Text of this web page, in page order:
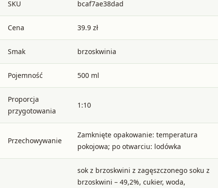
SKU bcaf7ae38dad
Cena 39.9 zł
Smak brzoskwinia
Pojemność 500 ml
Proporcja
przygotowania
1:10
Przechowywanie
Zamknięte opakowanie: temperatura
pokojowa; po otwarciu: lodówka
sok z brzoskwini z zagęszczonego soku z
brzoskwini – 49,2%, cukier, woda,